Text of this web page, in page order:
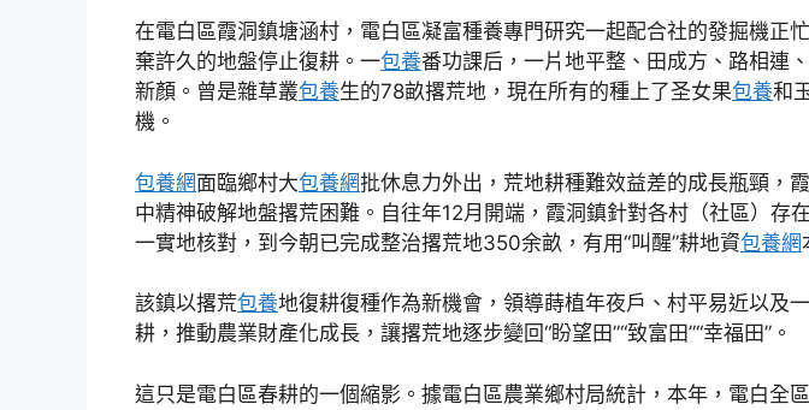
在電白區霞洞鎮塘涵村，電白區凝富種養專門研究一起配合社的發掘機正
棄許久的地盤停止復耕。一包養番功課后，一片地平整、田成方、路相連
新顏。曾是雜草叢包養生的78畝撂荒地，現在所有的種上了圣女果包養和
機。
包養網面臨鄉村大包養網批休息力外出，荒地耕種難效益差的成長瓶頸，
中精神破解地盤撂荒困難。自往年12月開端，霞洞鎮針對各村（社區）存
一實地核對，到今朝已完成整治撂荒地350余畝，有用“叫醒”耕地資包養網
該鎮以撂荒包養地復耕復種作為新機會，領導蒔植年夜戶、村平易近以及
耕，推動農業財產化成長，讓撂荒地逐步變回“盼望田”“致富田”“幸福田”。
這只是電白區春耕的一個縮影。據電白區農業鄉村局統計，本年，電白全